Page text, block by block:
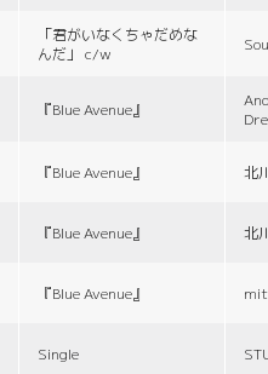
「君がいなくちゃだめな
んだ」 c/w
『Blue Avenue』
『Blue Avenue』 北
『Blue Avenue』 北
『Blue Avenue』
Single